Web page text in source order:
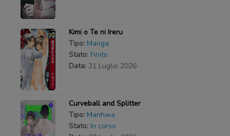
Kimi o Te ni Ireru
Tipo: Manga
Stato: Finito
Data: 31 Luglio 2026
Curveball and Splitter
Tipo: Manhwa
Stato: In corso